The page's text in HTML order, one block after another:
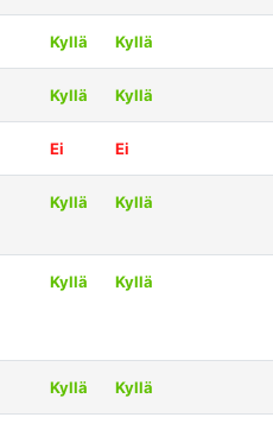
Kyllä Kyllä
Kyllä Kyllä
Ei Ei
Kyllä Kyllä
Kyllä Kyllä
Kyllä Kyllä